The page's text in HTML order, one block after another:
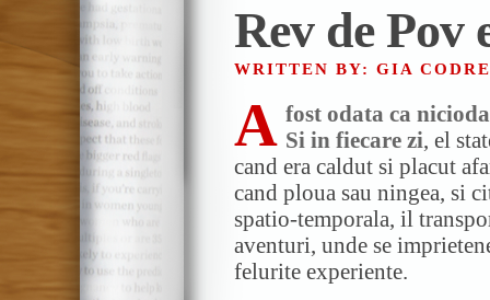
Rev de Pov
WRITTEN BY: GIA
A fost odata ca
Si in fiecare zi, el
cand era caldut si placut
cand ploua sau ningea, si
spatio-temporala, il
aventuri, unde se
felurite experiente.